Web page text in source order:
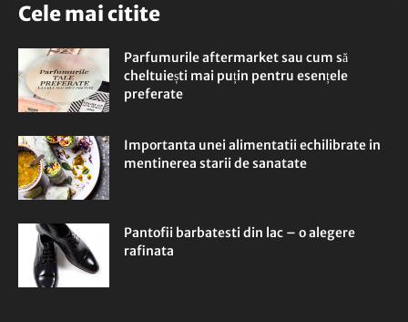
Cele mai citite
Parfumurile aftermarket sau cum să
cheltuiești mai puțin pentru esențele
preferate
Importanta unei alimentatii echilibrate in
mentinerea starii de sanatate
Pantofii barbatesti din lac – o alegere
rafinata